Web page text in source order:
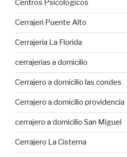
Centros Psicologicos
Cerrajeri Puente Alto
Cerrajeria La Florida
cerrajerias a domicilio
Cerrajero a domicilio las condes
Cerrajero a domicilio providencia
cerrajero a domicilio San Miguel
Cerrajero La Cisterna